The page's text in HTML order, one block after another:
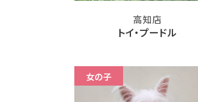
高知店
トイ・プードル
女の子